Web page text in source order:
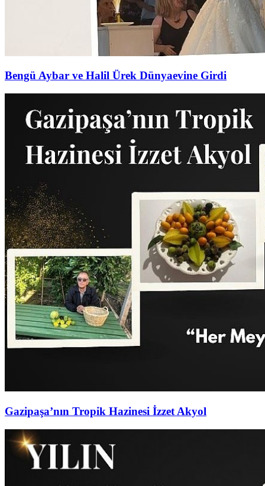
Bengü Aybar ve Halil Ürek Dünyaevine Girdi
Gazipaşa’nın Tropik Hazinesi İzzet Akyol